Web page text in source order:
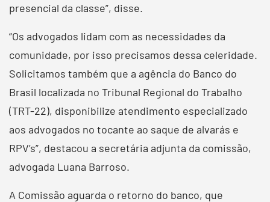
presencial da classe”, disse.
“Os advogados lidam com as necessidades da
comunidade, por isso precisamos dessa celeridade.
Solicitamos também que a agência do Banco do
Brasil localizada no Tribunal Regional do Trabalho
(TRT-22), disponibilize atendimento especializado
aos advogados no tocante ao saque de alvarás e
RPV’s”, destacou a secretária adjunta da comissão,
advogada Luana Barroso.
A Comissão aguarda o retorno do banco, que